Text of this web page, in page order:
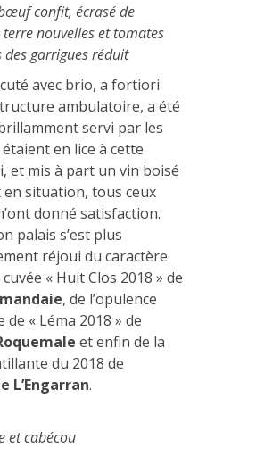
confit, écrasé de
nouvelles et tomates
des garrigues réduit
avec brio, a fortiori
ambulatoire, a été
servi par les
en lice à cette
et mis à part un vin boisé
en situation, tous ceux
donné satisfaction.
palais s’est plus
réjoui du caractère
« Huit Clos 2018 » de
, de l’opulence
« Léma 2018 » de
et enfin de la
du 2018 de
L’Engarran.
et cabécou